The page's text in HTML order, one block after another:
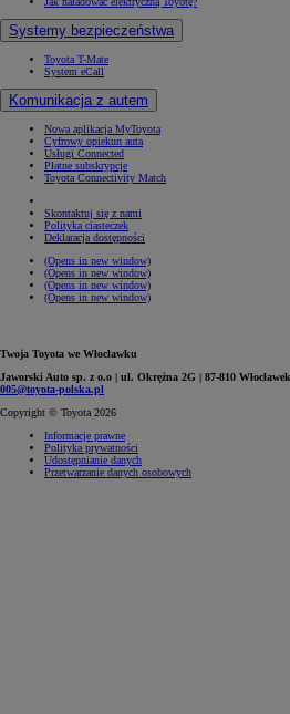
Systemy bezpieczeństwa
Toyota T-Mate
System eCall
Komunikacja z autem
Nowa aplikacja MyToyota
Cyfrowy opiekun auta
Usługi Connected
Płatne subskrypcje
Toyota Connectivity Match
Skontaktuj się z nami
Polityka ciasteczek
Deklaracja dostępności
(Opens in new window)
(Opens in new window)
(Opens in new window)
(Opens in new window)
Twoja Toyota we Włocławku
Jaworski Auto sp. z o.o | ul. Okrężna 2G | 87-810
005@toyota-polska.pl
Copyright © Toyota 2026
Informacje prawne
Polityka prywatności
Udostępnianie danych
Przetwarzanie danych osobowych